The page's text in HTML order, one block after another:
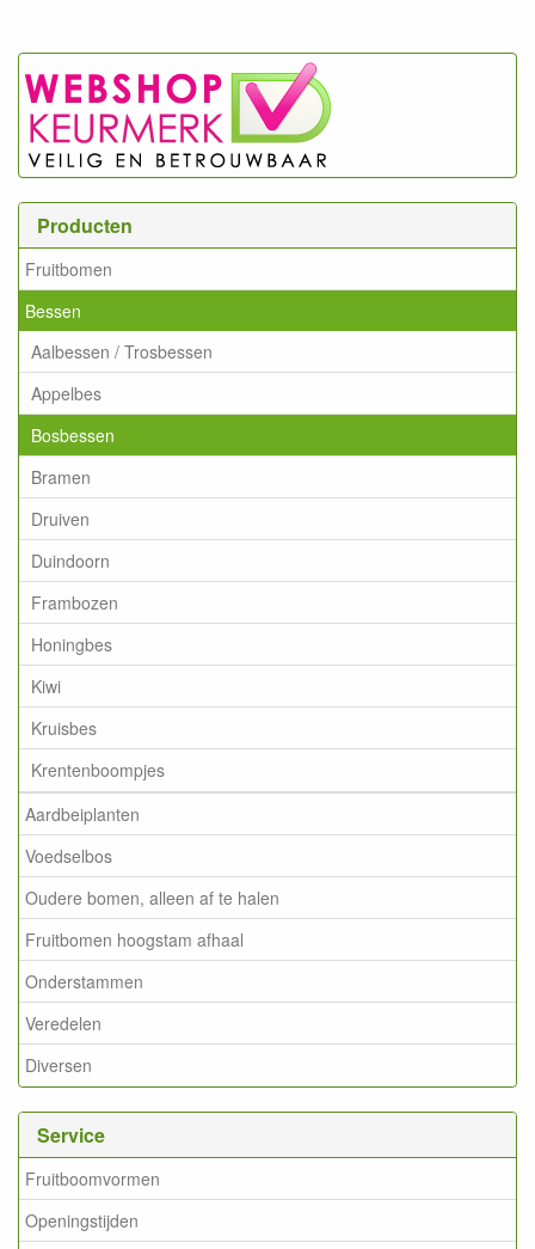
Producten
Fruitbomen
Bessen
Aalbessen / Trosbessen
Appelbes
Bosbessen
Bramen
Druiven
Duindoorn
Frambozen
Honingbes
Kiwi
Kruisbes
Krentenboompjes
Aardbeiplanten
Voedselbos
Oudere bomen, alleen af te halen
Fruitbomen hoogstam afhaal
Onderstammen
Veredelen
Diversen
Service
Fruitboomvormen
Openingstijden